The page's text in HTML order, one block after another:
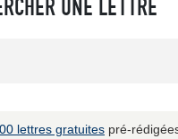
UNE LETTRE
lettres gratuites pré-